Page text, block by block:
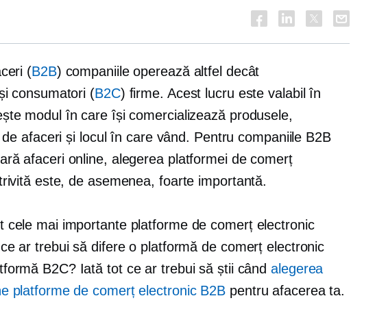
(B2B) companiile operează altfel decât
consumatori (B2C) firme. Acest lucru este valabil în
modul în care își comercializează produsele,
afaceri și locul în care vând. Pentru companiile B2B
afaceri online, alegerea platformei de comerț
este, de asemenea, foarte importantă.
cele mai importante platforme de comerț electronic
ar trebui să difere o platformă de comerț electronic
B2C? Iată tot ce ar trebui să știi cândalegerea
platforme de comerț electronic B2B pentru afacerea ta.